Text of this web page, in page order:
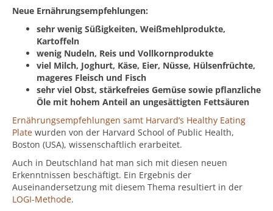
Neue Ernährungsempfehlungen:
sehr wenig Süßigkeiten, Weißmehlprodukte,
Kartoffeln
wenig Nudeln, Reis und Vollkornprodukte
viel Milch, Joghurt, Käse, Eier, Nüsse, Hülsenfrüchte,
mageres Fleisch und Fisch
sehr viel Obst, stärkefreies Gemüse sowie pflanzliche
Öle mit hohem Anteil an ungesättigten Fettsäuren
Ernährungsempfehlungen samt Harvard’s Healthy Eating
Plate wurden von der Harvard School of Public Health,
Boston (USA), wissenschaftlich erarbeitet.
Auch in Deutschland hat man sich mit diesen neuen
Erkenntnissen beschäftigt. Ein Ergebnis der
Auseinandersetzung mit diesem Thema resultiert in der
LOGI-Methode.